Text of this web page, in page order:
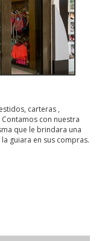
carteras ,
con nuestra
que le brindara una
guiara en sus compras.